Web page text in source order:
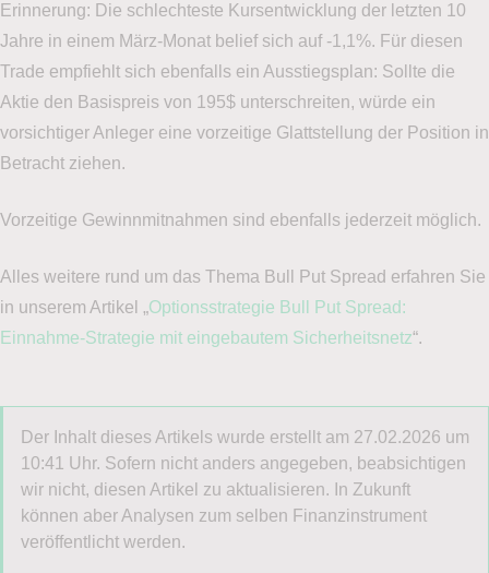
Demokontofür den
Optionshandel
Traden von Optionen ohne Risiko – ganz einfach und
sind.
Als Kunde von LYNX können Sie sich in Ihrer
Kontoverwaltung ganz einfach ein Demokonto selber
erstellen.
Eine Anleitung hierfür finden Sie hier:
Erinnerung: Die schlechteste Kursentwicklung der letzten 10
Jahre in einem März-Monat belief sich auf -1,1%. Für diesen
Trade empfiehlt sich ebenfalls ein Ausstiegsplan: Sollte die
Aktie den Basispreis von 195$ unterschreiten, würde ein
vorsichtiger Anleger eine vorzeitige Glattstellung der Position in
Betracht ziehen.
Vorzeitige Gewinnmitnahmen sind ebenfalls jederzeit möglich.
Alles weitere rund um das Thema Bull Put Spread erfahren Sie
in unserem Artikel „Optionsstrategie Bull Put Spread:
Einnahme-Strategie mit eingebautem Sicherheitsnetz“.
Der Inhalt dieses Artikels wurde erstellt am 27.02.2026 um
10:41 Uhr. Sofern nicht anders angegeben, beabsichtigen
wir nicht, diesen Artikel zu aktualisieren. In Zukunft
können aber Analysen zum selben Finanzinstrument
veröffentlicht werden.